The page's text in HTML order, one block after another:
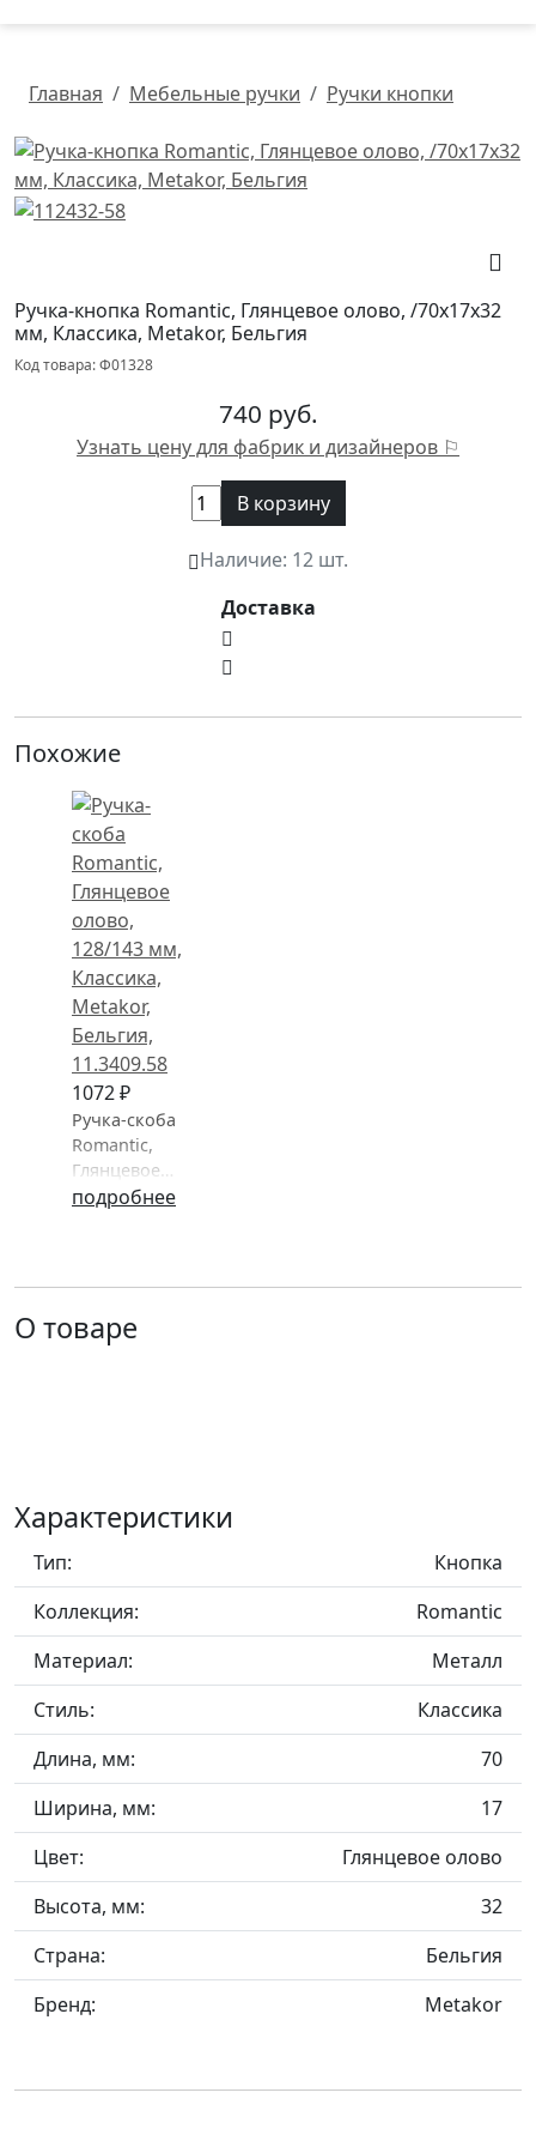
Главная Мебельные ручки Ручки кнопки
Ручка-кнопка Romantic, Глянцевое олово, /70х17х32
мм, Классика, Metakor, Бельгия
Код товара: Ф01328
740 руб.
Узнать цену для фабрик и дизайнеров ⚐
В корзину
Наличие: 12 шт.
Доставка
Похожие
1072 ₽
Ручка-скоба
Romantic,
Глянцевое
олово,
Бельгия
подробнее
О товаре
Характеристики
Тип:
Кнопка
Коллекция:
Romantic
Материал:
Металл
Стиль:
Классика
Длина, мм:
70
Ширина, мм:
17
Цвет:
Глянцевое олово
Высота, мм:
32
Страна:
Бельгия
Бренд:
Metakor